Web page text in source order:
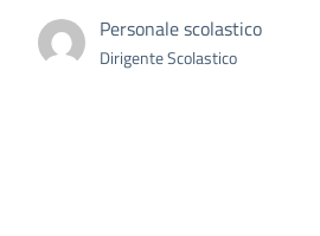
Personale scolastico
Dirigente Scolastico